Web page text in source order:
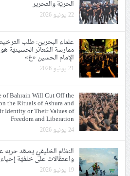
الحريّة والتحرير
22 يونيو 2026
علماء البحرين: طلب
ممارسة الشعائر الحسينيّة
الإمام الحسين «ع»
21 يونيو 2026
of Bahrain Will Cut Off the
the Rituals of Ashura and
Identity or Their Values of
Freedom and Liberation
24 يونيو 2026
النظام الخليفيّ يصعّد حربه
واعتقالات على خلفيّة
19 يونيو 2026